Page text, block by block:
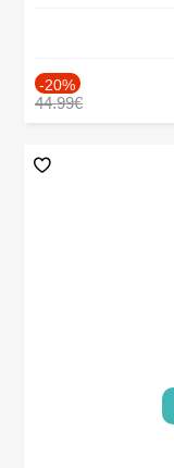
-20%
44.99€